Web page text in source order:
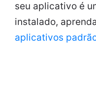
seu aplicativo é
instalado,
aplicativos